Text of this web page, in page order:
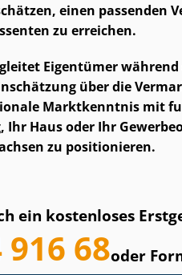
einen passenden
zu erreichen.
Eigentümer
über die
Marktkenntnis mit
Haus oder Ihr
zu positionieren.
ein kostenloses
916 68oder